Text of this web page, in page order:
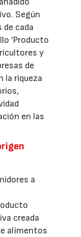
Según
cada
'Producto
y
de
la riqueza
en las
a
creada
alimentos